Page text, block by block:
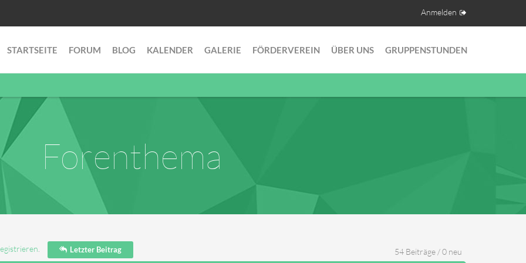
Anmelden
STARTSEITE FORUM BLOG KALENDER GALERIE FÖRDERVEREIN ÜBER UNS GRUPPENSTUNDEN
Forenthema
54 Beiträge / 0 neu
Letzter Beitrag